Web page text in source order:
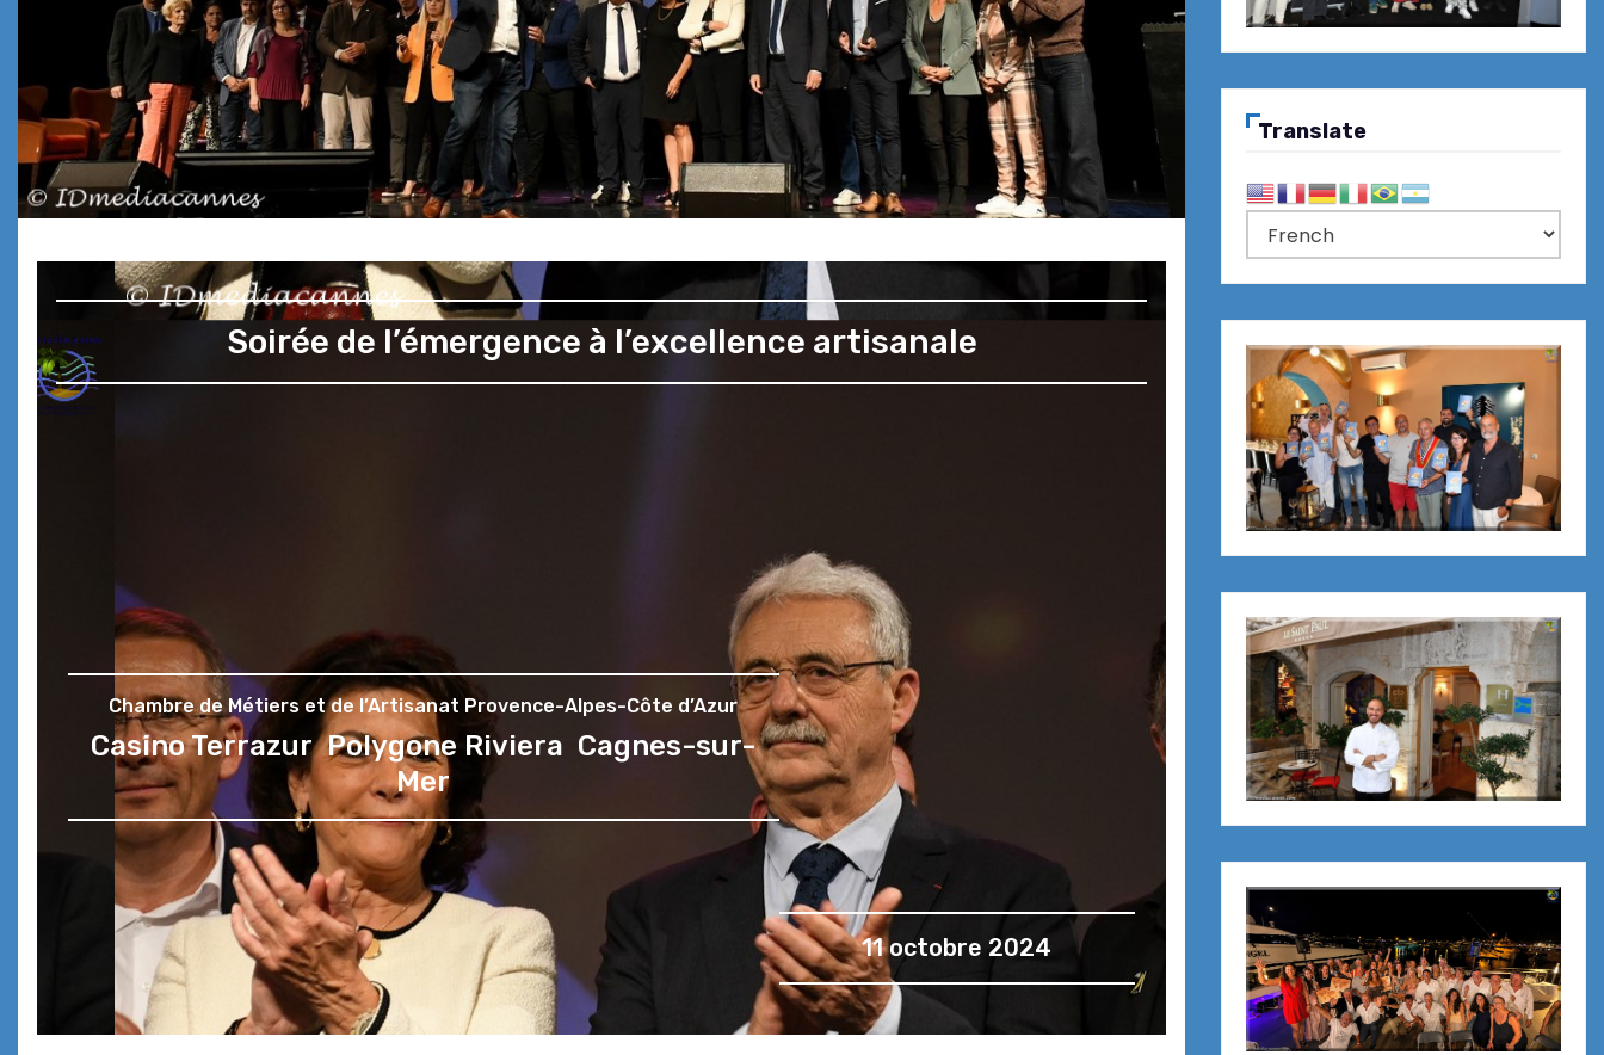
Soirée de l’émergence à l’excellence artisanale
Chambre de Métiers et de l’Artisanat Provence-Alpes-Côte d’Azur
Casino Terrazur Polygone Riviera Cagnes-sur-
Mer
11 octobre 2024
Translate